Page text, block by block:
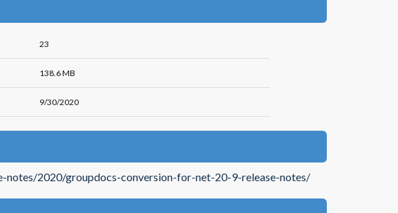
23
138.6 MB
9/30/2020
notes/2020/groupdocs-conversion-for-net-20-9-release-notes/